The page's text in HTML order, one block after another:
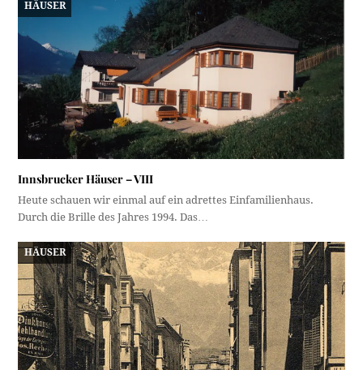
HÄUSER
Innsbrucker Häuser – VIII
Heute schauen wir einmal auf ein adrettes Einfamilienhaus.
Durch die Brille des Jahres 1994. Das…
HÄUSER